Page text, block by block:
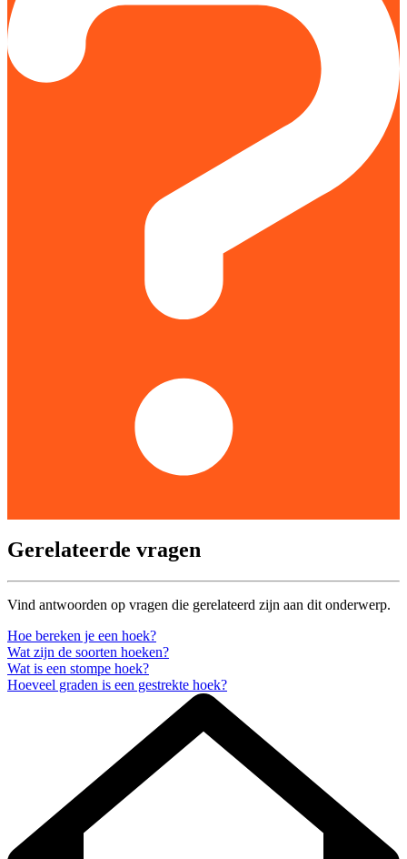
Gerelateerde vragen
Vind antwoorden op vragen die gerelateerd zijn aan dit onderwerp.
Hoe bereken je een hoek?
Wat zijn de soorten hoeken?
Wat is een stompe hoek?
Hoeveel graden is een gestrekte hoek?